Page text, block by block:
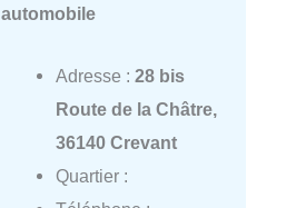
automobile
Adresse : 28 bis
Route de la Châtre,
36140 Crevant
Quartier :